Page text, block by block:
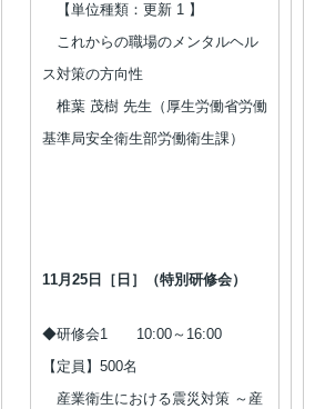
【単位種類：更新 1 】
これからの職場のメンタルヘル
ス対策の方向性
椎葉 茂樹 先生（厚生労働省労働
基準局安全衛生部労働衛生課）
11月25日［日］（特別研修会）
◆研修会1 10:00～16:00
【定員】500名
産業衛生における震災対策 ～産